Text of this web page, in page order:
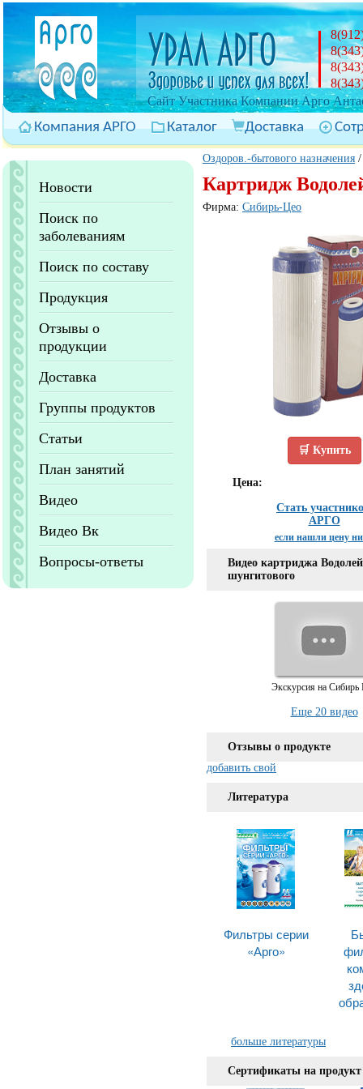
Cайт Участника Компании Арго
Компания АРГО Каталог Доставка
Новости
Поиск по
заболеваниям
Поиск по составу
Продукция
Отзывы о
продукции
Доставка
Группы продуктов
Статьи
План занятий
Видео
Видео Вк
Вопросы-ответы
Оздоров.-бытового назначения
Картридж
Фирма: Сибирь-Цео
🛒 Купить
Цена:
Стать
АРГО
если нашли цену
Видео картриджа
шунгитового
Экскурсия на Сибирь
Еще 20 видео
Отзывы о продукте
добавить свой
Литература
Фильтры серии
«Арго»
больше литературы
Сертификаты на продукт